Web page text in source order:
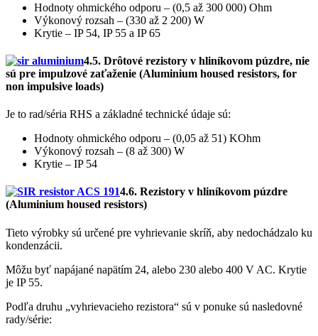
Hodnoty ohmického odporu – (0,5 až 300 000) Ohm
Výkonový rozsah – (330 až 2 200) W
Krytie – IP 54, IP 55 a IP 65
4.5. Drôtové rezistory v hliníkovom púzdre, nie
sú pre impulzové zaťaženie (Aluminium housed resistors, for
non impulsive loads)
Je to rad/séria RHS a základné technické údaje sú:
Hodnoty ohmického odporu – (0,05 až 51) KOhm
Výkonový rozsah – (8 až 300) W
Krytie – IP 54
4.6. Rezistory v hliníkovom púzdre
(Aluminium housed resistors)
Tieto výrobky sú určené pre vyhrievanie skríň, aby nedochádzalo ku
kondenzácii.
Môžu byť napájané napätím 24, alebo 230 alebo 400 V AC. Krytie
je IP 55.
Podľa druhu „vyhrievacieho rezistora“ sú v ponuke sú nasledovné
rady/série: